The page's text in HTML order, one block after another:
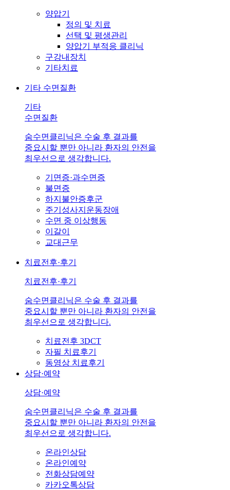
양압기
정의 및 치료
선택 및 평생관리
양압기 부적응 클리닉
구강내장치
기타치료
기타 수면질환
기타
수면질환
숨수면클리닉은 수술 후 결과를
중요시할 뿐만 아니라 환자의 안전을
최우선으로 생각합니다.
기면증·과수면증
불면증
하지불안증후군
주기성사지운동장애
수면 중 이상행동
이갈이
교대근무
치료전후·후기
치료전후·후기
숨수면클리닉은 수술 후 결과를
중요시할 뿐만 아니라 환자의 안전을
최우선으로 생각합니다.
치료전후 3DCT
자필 치료후기
동영상 치료후기
상담·예약
상담·예약
숨수면클리닉은 수술 후 결과를
중요시할 뿐만 아니라 환자의 안전을
최우선으로 생각합니다.
온라인상담
온라인예약
전화상담예약
카카오톡상담